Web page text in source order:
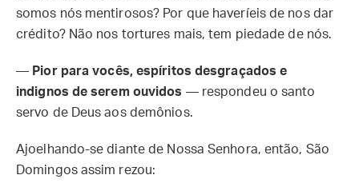
somos nós mentirosos? Por que haveríeis de nos dar
crédito? Não nos tortures mais, tem piedade de nós.
— Pior para vocês, espíritos desgraçados e
indignos de serem ouvidos — respondeu o santo
servo de Deus aos demônios.
Ajoelhando-se diante de Nossa Senhora, então, São
Domingos assim rezou: